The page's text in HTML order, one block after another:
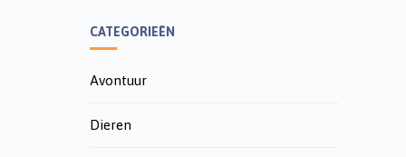
CATEGORIEËN
Avontuur
Dieren